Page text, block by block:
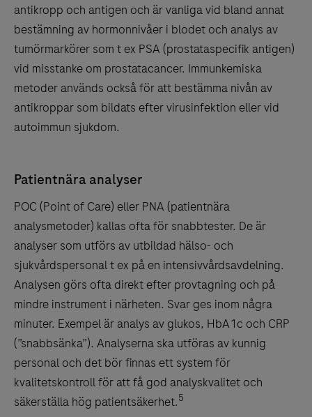
antikropp och antigen och är vanliga vid bland annat
bestämning av hormonnivåer i blodet och analys av
tumörmarkörer som t ex PSA (prostataspecifik antigen)
vid misstanke om prostatacancer. Immunkemiska
metoder används också för att bestämma nivån av
antikroppar som bildats efter virusinfektion eller vid
autoimmun sjukdom.
Patientnära analyser
POC (Point of Care) eller PNA (patientnära
analysmetoder) kallas ofta för snabbtester. De är
analyser som utförs av utbildad hälso- och
sjukvårdspersonal t ex på en intensivvårdsavdelning.
Analysen görs ofta direkt efter provtagning och på
mindre instrument i närheten. Svar ges inom några
minuter. Exempel är analys av glukos, HbA1c och CRP
(”snabbsänka”). Analyserna ska utföras av kunnig
personal och det bör finnas ett system för
kvalitetskontroll för att få god analyskvalitet och
säkerställa hög patientsäkerhet.5